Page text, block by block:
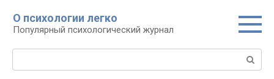
контенту
О психологии легко
Популярный психологический журнал